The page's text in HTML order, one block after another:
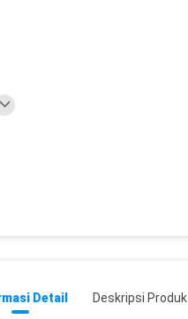
Detail Deskripsi Produk